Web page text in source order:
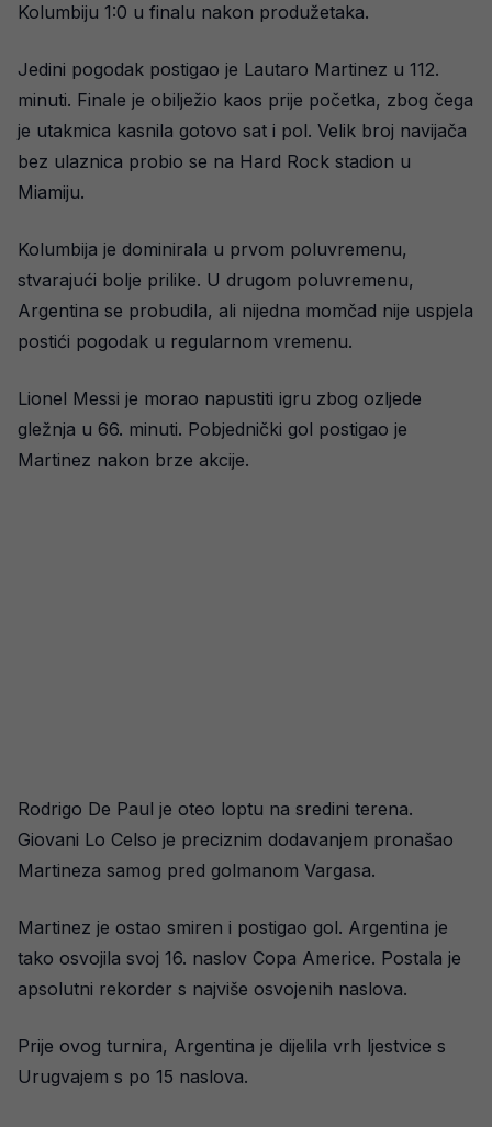
Kolumbiju 1:0 u finalu nakon produžetaka.
Jedini pogodak postigao je Lautaro Martinez u 112.
minuti. Finale je obilježio kaos prije početka, zbog čega
je utakmica kasnila gotovo sat i pol. Velik broj navijača
bez ulaznica probio se na Hard Rock stadion u
Miamiju.
Kolumbija je dominirala u prvom poluvremenu,
stvarajući bolje prilike. U drugom poluvremenu,
Argentina se probudila, ali nijedna momčad nije uspjela
postići pogodak u regularnom vremenu.
Lionel Messi je morao napustiti igru zbog ozljede
gležnja u 66. minuti. Pobjednički gol postigao je
Martinez nakon brze akcije.
Rodrigo De Paul je oteo loptu na sredini terena.
Giovani Lo Celso je preciznim dodavanjem pronašao
Martineza samog pred golmanom Vargasa.
Martinez je ostao smiren i postigao gol. Argentina je
tako osvojila svoj 16. naslov Copa Americe. Postala je
apsolutni rekorder s najviše osvojenih naslova.
Prije ovog turnira, Argentina je dijelila vrh ljestvice s
Urugvajem s po 15 naslova.